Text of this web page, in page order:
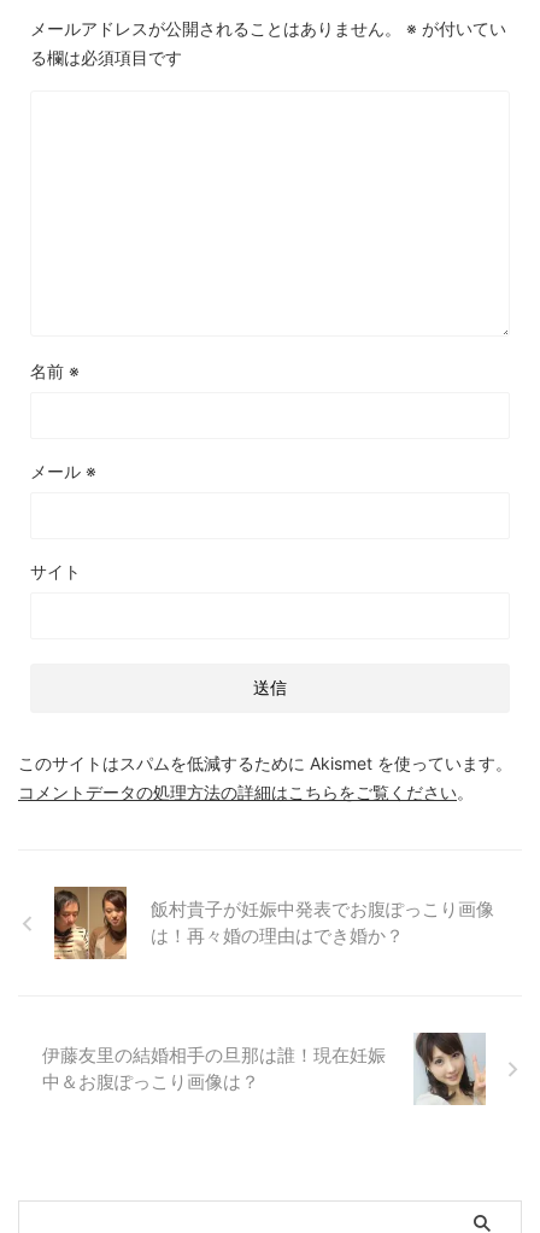
メールアドレスが公開されることはありません。 ※ が付いてい
る欄は必須項目です
名前 ※
メール ※
サイト
このサイトはスパムを低減するために Akismet を使っています。
コメントデータの処理方法の詳細はこちらをご覧ください。
飯村貴子が妊娠中発表でお腹ぽっこり画像
は！再々婚の理由はでき婚か？
伊藤友里の結婚相手の旦那は誰！現在妊娠
中＆お腹ぽっこり画像は？